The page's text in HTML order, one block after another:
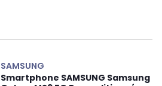
SAMSUNG
Smartphone SAMSUNG Samsung